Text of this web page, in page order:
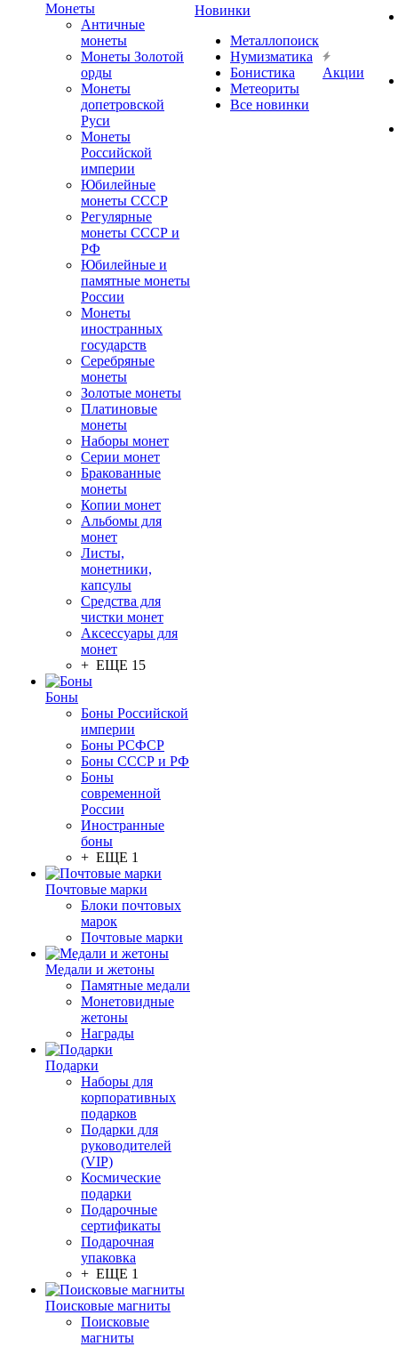
Монеты
Античные
монеты
Монеты Золотой
орды
Монеты
допетровской
Руси
Монеты
Российской
империи
Юбилейные
монеты СССР
Регулярные
монеты СССР и
РФ
Юбилейные и
памятные монеты
России
Монеты
иностранных
государств
Серебряные
монеты
Золотые монеты
Платиновые
монеты
Наборы монет
Серии монет
Бракованные
монеты
Копии монет
Альбомы для
монет
Листы,
монетники,
капсулы
Средства для
чистки монет
Аксессуары для
монет
+ ЕЩЕ 15
Боны
Боны Российской
империи
Боны РСФСР
Боны СССР и РФ
Боны
современной
России
Иностранные
боны
+ ЕЩЕ 1
Почтовые марки
Блоки почтовых
марок
Почтовые марки
Медали и жетоны
Памятные медали
Монетовидные
жетоны
Награды
Подарки
Наборы для
корпоративных
подарков
Подарки для
руководителей
(VIP)
Космические
подарки
Подарочные
сертификаты
Подарочная
упаковка
+ ЕЩЕ 1
Поисковые магниты
Поисковые
магниты
Новинки
Металлопоиск
Нумизматика
Бонистика
Метеориты
Все новинки
Акции